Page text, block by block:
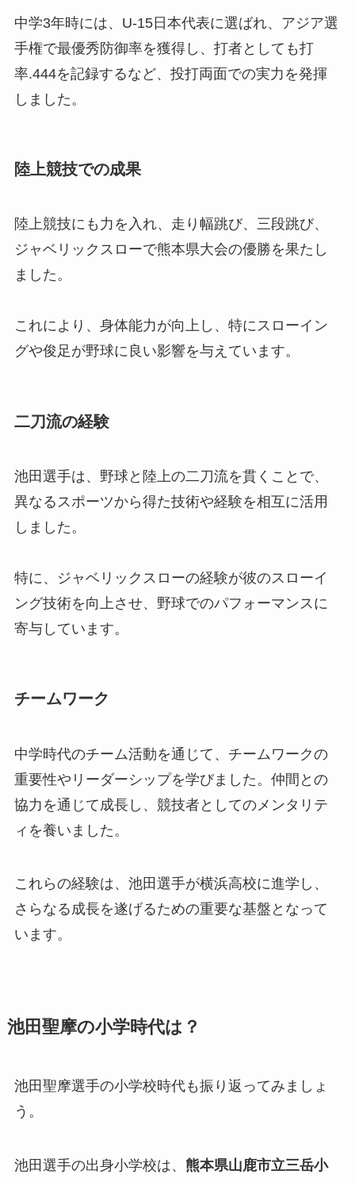
中学3年時には、U-15日本代表に選ばれ、アジア選
手権で最優秀防御率を獲得し、打者としても打
率.444を記録するなど、投打両面での実力を発揮
しました。
陸上競技での成果
陸上競技にも力を入れ、走り幅跳び、三段跳び、
ジャベリックスローで熊本県大会の優勝を果たし
ました。
これにより、身体能力が向上し、特にスローイン
グや俊足が野球に良い影響を与えています。
二刀流の経験
池田選手は、野球と陸上の二刀流を貫くことで、
異なるスポーツから得た技術や経験を相互に活用
しました。
特に、ジャベリックスローの経験が彼のスローイ
ング技術を向上させ、野球でのパフォーマンスに
寄与しています。
チームワーク
中学時代のチーム活動を通じて、チームワークの
重要性やリーダーシップを学びました。仲間との
協力を通じて成長し、競技者としてのメンタリテ
ィを養いました。
これらの経験は、池田選手が横浜高校に進学し、
さらなる成長を遂げるための重要な基盤となって
います。
池田聖摩の小学時代は？
池田聖摩選手の小学校時代も振り返ってみましょ
う。
池田選手の出身小学校は、 熊本県山鹿市立三岳小